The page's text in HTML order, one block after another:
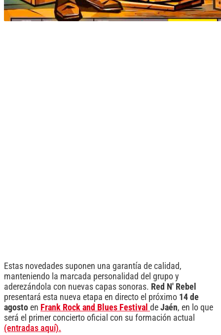
Estas novedades suponen una garantía de calidad,
manteniendo la marcada personalidad del grupo y
aderezándola con nuevas capas sonoras. Red N' Rebel
presentará esta nueva etapa en directo el próximo 14 de
agosto en Frank Rock and Blues Festival de Jaén, en lo que
será el primer concierto oficial con su formación actual
(entradas aquí).